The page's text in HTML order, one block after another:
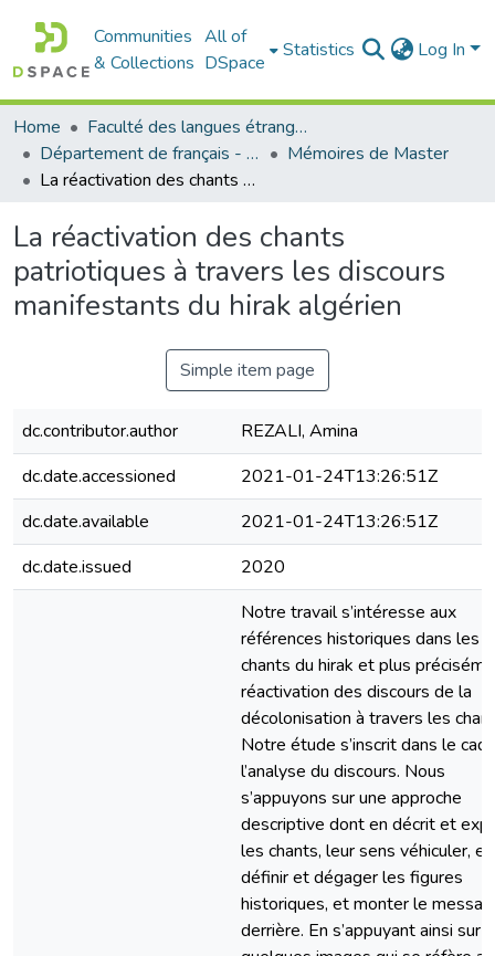
Communities
& Collections
All of
DSpace
Statistics Log In
Home
Faculté des langues étrangères
Département de français - قسم اللغة الفرنسية
Mémoires de Master
La réactivation des chants patriotiques à travers les discours manifestants du hirak algérien
La réactivation des chants
patriotiques à travers les discours
manifestants du hirak algérien
Simple item page
dc.contributor.author
REZALI, Amina
dc.date.accessioned
2021-01-24T13:26:51Z
dc.date.available
2021-01-24T13:26:51Z
dc.date.issued
2020
Notre travail s’intéresse aux
références historiques dans les
chants du hirak et plus
réactivation des discours de la
décolonisation à travers les
Notre étude s’inscrit dans le
l’analyse du discours. Nous
s’appuyons sur une approche
descriptive dont en décrit et
les chants, leur sens véhiculer, et
définir et dégager les figures
historiques, et monter le
derrière. En s’appuyant ainsi sur